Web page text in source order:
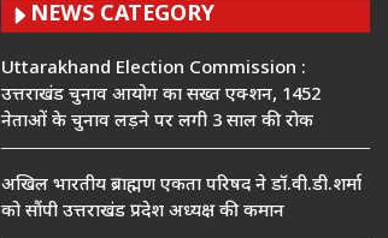
NEWS CATEGORY
Uttarakhand Election Commission :
उत्तराखंड चुनाव आयोग का सख्त एक्शन, 1452
नेताओं के चुनाव लड़ने पर लगी 3 साल की रोक
अखिल भारतीय ब्राह्मण एकता परिषद ने डॉ.वी.डी.शर्मा
को सौंपी उत्तराखंड प्रदेश अध्यक्ष की कमान